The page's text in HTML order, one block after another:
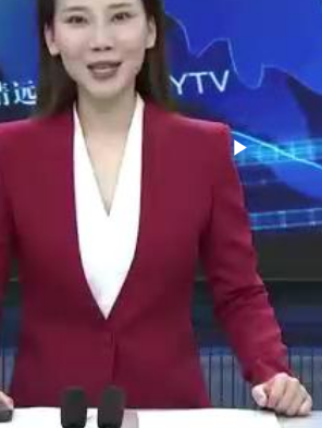
Play
Video